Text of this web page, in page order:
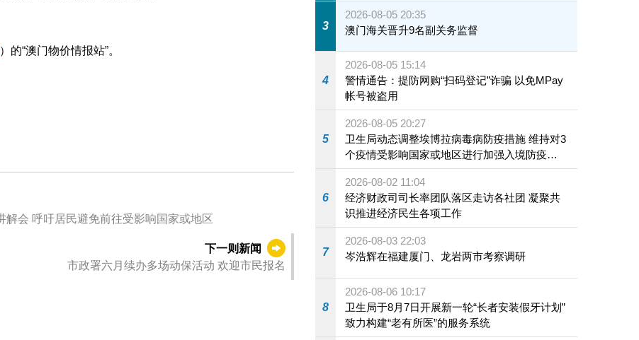
）的“澳门物价情报站”。
卫生局联动社团办预防埃博拉（伊波拉）病毒病讲解会 呼吁居民避免前往受影响国家或地区
下一则新闻
市政署六月续办多场动保活动 欢迎市民报名
3
2026-08-05 20:35
澳门海关晋升9名副关务监督
4
2026-08-05 15:14
警情通告：提防网购“扫码登记”诈骗 以免MPay
帐号被盗用
5
2026-08-05 20:27
卫生局动态调整埃博拉病毒病防疫措施 维持对3
个疫情受影响国家或地区进行加强入境防疫措
施
6
2026-08-02 11:04
经济财政司司长率团队落区走访各社团 凝聚共
识推进经济民生各项工作
7
2026-08-03 22:03
岑浩辉在福建厦门、龙岩两市考察调研
8
2026-08-06 10:17
卫生局于8月7日开展新一轮“长者安装假牙计划”
致力构建“老有所医”的服务系统